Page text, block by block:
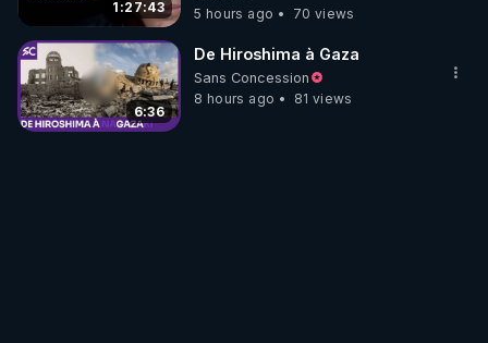
1:27:43
5 hours ago
70 views
6:36
De Hiroshima à Gaza
Sans Concession
8 hours ago
81 views